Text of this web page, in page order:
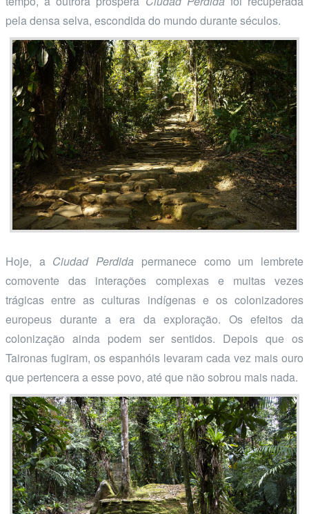
pela densa selva, escondida do mundo durante séculos.
Hoje, a Ciudad Perdida permanece como um lembrete
comovente das interações complexas e muitas vezes
trágicas entre as culturas indígenas e os colonizadores
europeus durante a era da exploração. Os efeitos da
colonização ainda podem ser sentidos. Depois que os
Taironas fugiram, os espanhóis levaram cada vez mais ouro
que pertencera a esse povo, até que não sobrou mais nada.